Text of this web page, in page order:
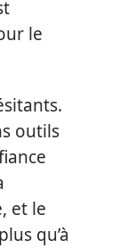
le
outils
et le
qu’à